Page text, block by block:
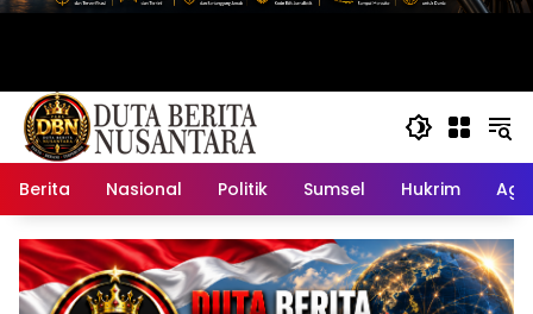
Berita Nasional Politik Sumsel Hukrim